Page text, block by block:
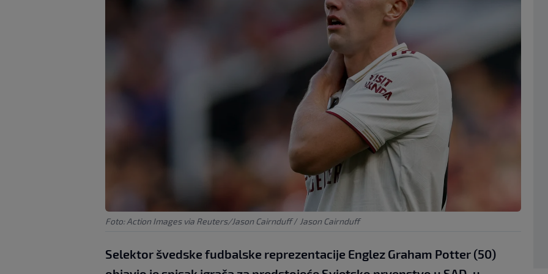
Foto: Action Images via Reuters/Jason Cairnduff / Jason Cairnduff
Selektor švedske fudbalske reprezentacije Englez Graham Potter (50)